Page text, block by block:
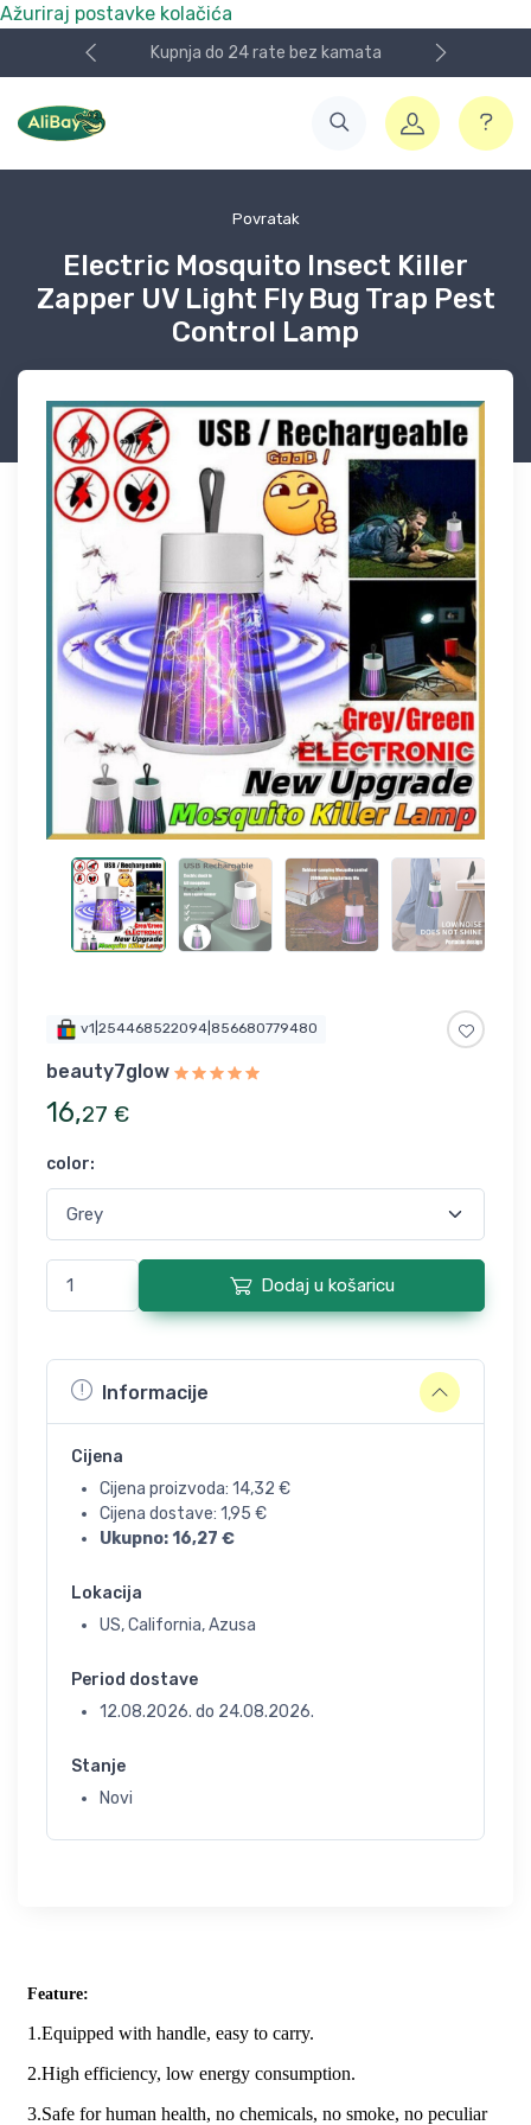
Ažuriraj postavke kolačića
do 24 rate bez kamata Nismo više
Povratak
Electric Mosquito Insect Killer
Zapper UV Light Fly Bug Trap Pest
Control Lamp
v1|254468522094|856680779480
beauty7glow
16,27 €
color:
Dodaj u košaricu
Informacije
Cijena
Cijena proizvoda: 14,32 €
Cijena dostave: 1,95 €
Ukupno:16,27 €
Lokacija
US, California, Azusa
Period dostave
12.08.2026. do 24.08.2026.
Stanje
Novi